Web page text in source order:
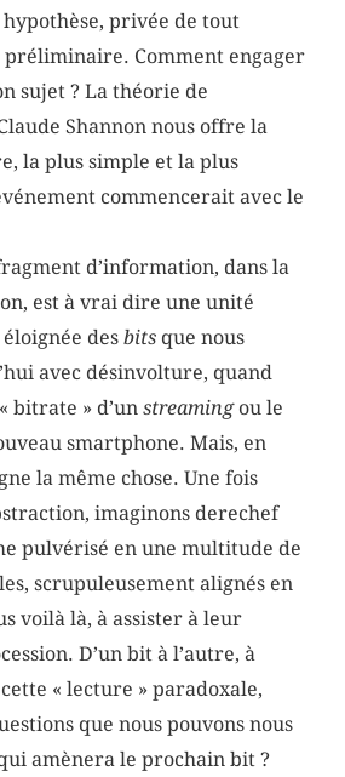
privée de tout
Comment engager
sujet ? La théorie de
Shannon nous offre la
la plus simple et la plus
commencerait avec le
d’information, dans la
est à vrai dire une unité
desbits que nous
avec désinvolture, quand
bitrate » d’unstreaming ou le
smartphone. Mais, en
la même chose. Une fois
imaginons derechef
pulvérisé en une multitude de
scrupuleusement alignés en
voilà là, à assister à leur
D’un bit à l’autre, à
« lecture » paradoxale,
que nous pouvons nous
amènera le prochain bit ?